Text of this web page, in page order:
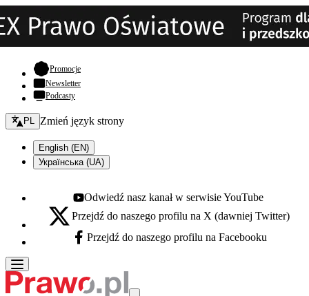
Promocje- otwiera się w nowej karcie
Newsletter
Podcasty
Zmień język - bieżący:
PL Zmień język strony
English (EN)
Українська (UA)
Youtube - otwiera się w nowej karcie
Odwiedź nasz kanał w serwisie YouTube
X - otwiera się w nowej karcie
Przejdź do naszego profilu na X (dawniej Twitter)
Facebook - otwiera się w nowej karcie
Przejdź do naszego profilu na Facebooku